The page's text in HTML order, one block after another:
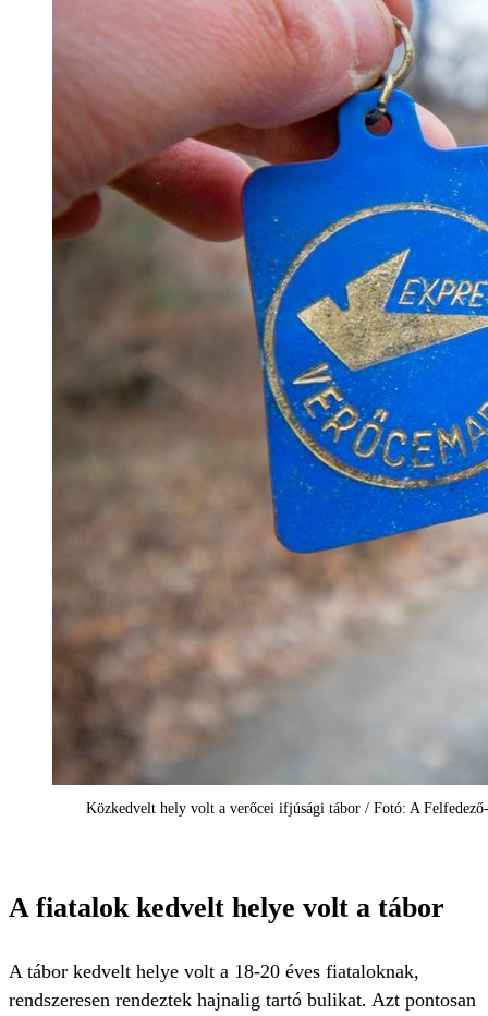
Közkedvelt hely volt a verőcei ifjúsági tábor / Fotó: A
A fiatalok kedvelt helye volt a tábor
A tábor kedvelt helye volt a 18-20 éves fiataloknak,
rendszeresen rendeztek hajnalig tartó bulikat. Azt pontosan